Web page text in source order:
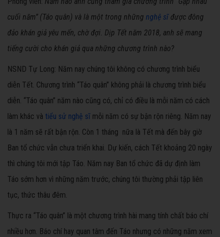
cuối năm” (Táo quân) và là một trong những nghệ sĩđược đông
đảo khán giả yêu mến, chờ đợi. Dịp Tết năm 2018, anh sẽ mang
tiếng cười cho khán giả qua những chương trình nào?
NSND Tự Long: Năm nay chúng tôi không có chương trình biểu
diễn Tết. Chương trình “Táo quân” không phải là chương trình biểu
diễn. “Táo quân” năm nào cũng có, chỉ có điều là mỗi năm có cách
làm khác và tiểu sử nghệ sĩ mỗi năm có sự bận rộn riêng. Năm nay
là 1 năm sẽ rất bận rộn. Còn 1 tháng nữa là Tết mà đến bây giờ
Ban tổ chức vẫn chưa triển khai. Dự kiến, cách Tết khoảng 20 ngày
thì chúng tôi mới tập Táo. Năm nay Ban tổ chức đã dự định làm
Táo sớm hơn vì những năm trước, chúng tôi thường phải tập liên
tục, thức thâu đêm.
Thực ra “Táo quân” là một chương trình hài mang tính chất báo chí
nhiều hơn. Báo chí hay quan tâm đến Táo nhưng có những năm xem